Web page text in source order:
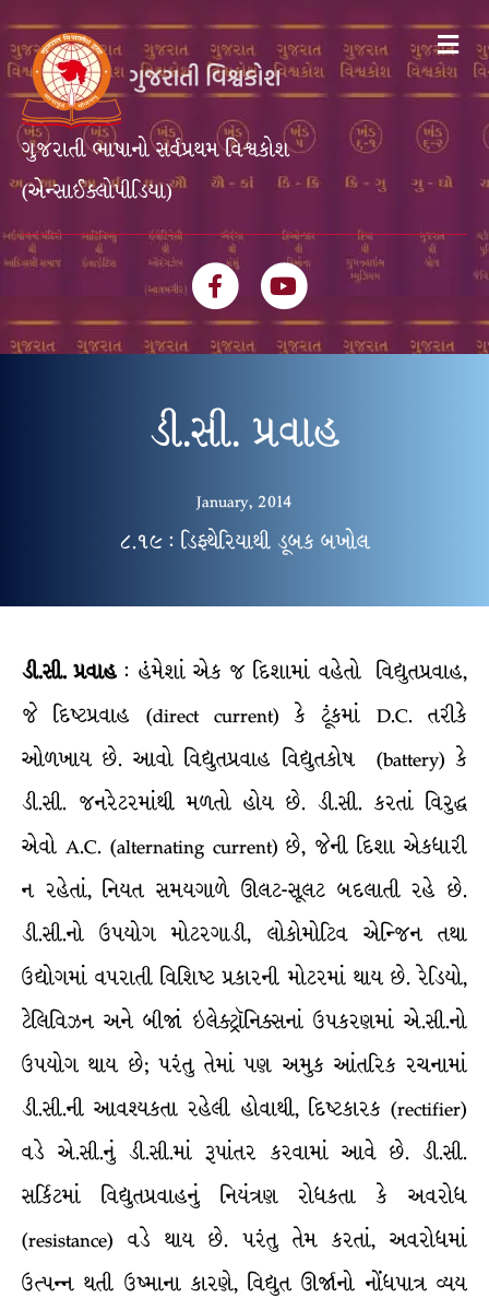
ગુજરાતી ભાષાનો સર્વપ્રથમ વિશ્વકોશ
(એન્સાઈક્લોપીડિયા)
FacebookYoutube
ડી.સી. પ્રવાહ
January, 2014
૮.૧૯ : ડિફ્થેરિયાથી ડૂબક બખોલ
ડી.સી. પ્રવાહ : હંમેશાં એક જ દિશામાં વહેતો વિદ્યુતપ્રવાહ,
જે દિષ્ટપ્રવાહ (direct current) કે ટૂંકમાં D.C. તરીકે
ઓળખાય છે. આવો વિદ્યુતપ્રવાહ વિદ્યુતકોષ (battery) કે
ડી.સી. જનરેટરમાંથી મળતો હોય છે. ડી.સી. કરતાં વિરુદ્ધ
એવો A.C. (alternating current) છે, જેની દિશા એકધારી
ન રહેતાં, નિયત સમયગાળે ઊલટ-સૂલટ બદલાતી રહે છે.
ડી.સી.નો ઉપયોગ મોટરગાડી, લોકોમોટિવ એન્જિન તથા
ઉદ્યોગમાં વપરાતી વિશિષ્ટ પ્રકારની મોટરમાં થાય છે. રેડિયો,
ટેલિવિઝન અને બીજાં ઇલેક્ટ્રૉનિક્સનાં ઉપકરણમાં એ.સી.નો
ઉપયોગ થાય છે; પરંતુ તેમાં પણ અમુક આંતરિક રચનામાં
ડી.સી.ની આવશ્યકતા રહેલી હોવાથી, દિષ્ટકારક (rectifier)
વડે એ.સી.નું ડી.સી.માં રૂપાંતર કરવામાં આવે છે. ડી.સી.
સર્કિટમાં વિદ્યુતપ્રવાહનું નિયંત્રણ રોધકતા કે અવરોધ
(resistance) વડે થાય છે. પરંતુ તેમ કરતાં, અવરોધમાં
ઉત્પન્ન થતી ઉષ્માના કારણે, વિદ્યુત ઊર્જાનો નોંધપાત્ર વ્યય